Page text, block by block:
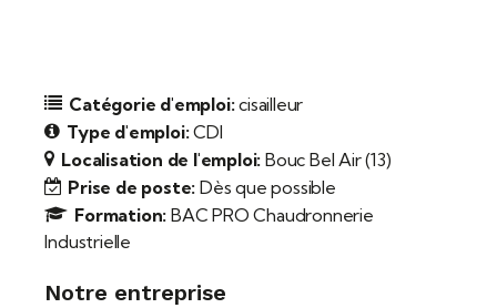
Catégorie d'emploi:cisailleur
Type d'emploi:CDI
Localisation de l'emploi:Bouc Bel Air (13)
Prise de poste:Dès que possible
Formation:BAC PRO Chaudronnerie
Industrielle
Notre entreprise